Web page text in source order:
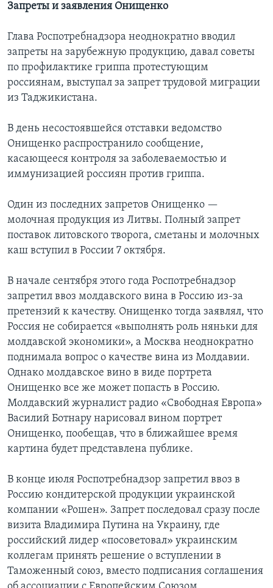
Запреты и заявления Онищенко
Глава Роспотребнадзора неоднократно вводил
запреты на зарубежную продукцию, давал советы
по профилактике гриппа протестующим
россиянам, выступал за запрет трудовой миграции
из Таджикистана.
В день несостоявшейся отставки ведомство
Онищенко распространило сообщение,
касающееся контроля за заболеваемостью и
иммунизацией россиян против гриппа.
Один из последних запретов Онищенко —
молочная продукция из Литвы. Полный запрет
поставок литовского творога, сметаны и молочных
каш вступил в России 7 октября.
В начале сентября этого года Роспотребнадзор
запретил ввоз молдавского вина в Россию из-за
претензий к качеству. Онищенко тогда заявлял, что
Россия не собирается «выполнять роль няньки для
молдавской экономики», а Москва неоднократно
поднимала вопрос о качестве вина из Молдавии.
Однако молдавское вино в виде портрета
Онищенко все же может попасть в Россию.
Молдавский журналист радио «Свободная Европа»
Василий Ботнару нарисовал вином портрет
Онищенко, пообещав, что в ближайшее время
картина будет представлена публике.
В конце июля Роспотребнадзор запретил ввоз в
Россию кондитерской продукции украинской
компании «Рошен». Запрет последовал сразу после
визита Владимира Путина на Украину, где
российский лидер «посоветовал» украинским
коллегам принять решение о вступлении в
Таможенный союз, вместо подписания соглашения